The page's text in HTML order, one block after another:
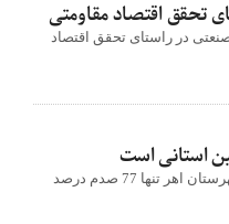
تحقق اقتصاد مقاومتی
در راستای تحقق اقتصاد
استانی است
مدیرکل امور مالیاتی آذربایجان شرقی گفت: سهم مالیاتی شهرستان اهر تنها 77 صدم درصد